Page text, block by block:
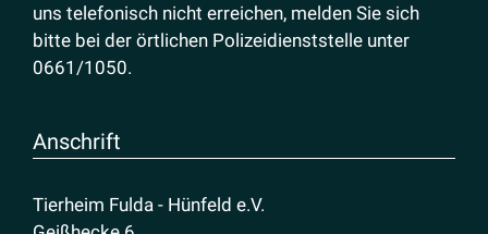
uns telefonisch nicht erreichen, melden Sie sich
bitte bei der örtlichen Polizeidienststelle unter
0661/1050.
Anschrift
Tierheim Fulda - Hünfeld e.V.